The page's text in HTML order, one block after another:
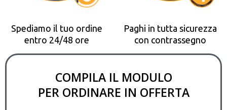
Spediamo il tuo ordine
entro 24/48 ore
Paghi in tutta sicurezza
con contrassegno
COMPILA IL MODULO
PER ORDINARE IN OFFERTA